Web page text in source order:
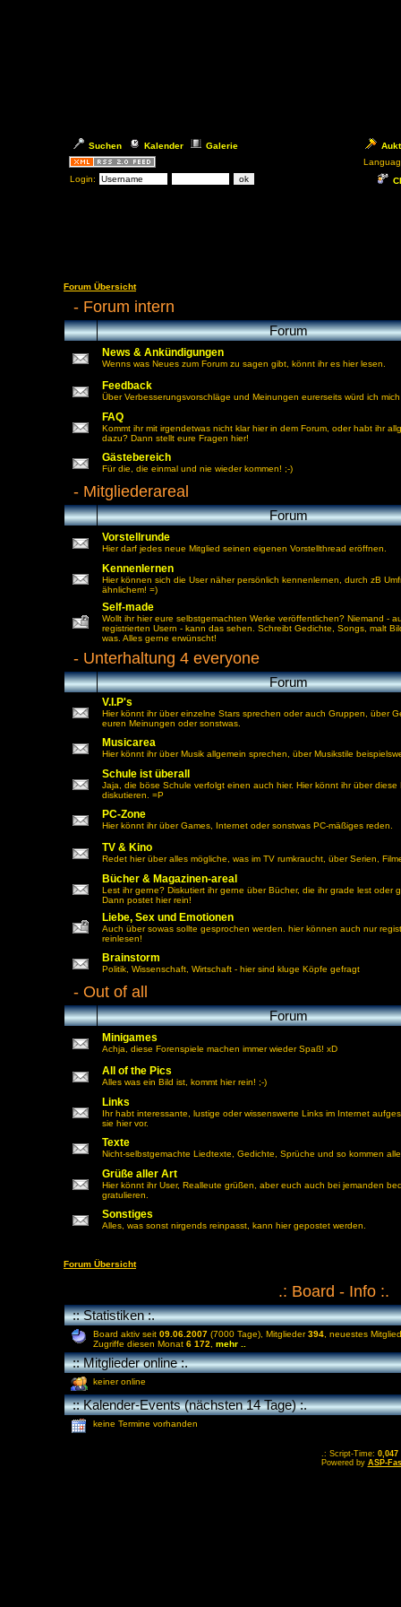
Suchen Kalender Galerie
Login:
Forum Übersicht
- Forum intern
Forum
News & Ankündigungen
Wenns was Neues zum Forum zu sagen gibt, könnt ihr es hier lesen.
Feedback
Über Verbesserungsvorschläge und Meinungen eurerseits würd ich
FAQ
Kommt ihr mit irgendetwas nicht klar hier in dem Forum, oder habt ihr
dazu? Dann stellt eure Fragen hier!
Gästebereich
Für die, die einmal und nie wieder kommen! ;-)
- Mitgliederareal
Forum
Vorstellrunde
Hier darf jedes neue Mitglied seinen eigenen Vorstellthread eröffnen.
Kennenlernen
Hier können sich die User näher persönlich kennenlernen, durch zB
ähnlichem! =)
Self-made
Wollt ihr hier eure selbstgemachten Werke veröffentlichen? Niemand -
registrierten Usern - kann das sehen. Schreibt Gedichte, Songs, malt
was. Alles gerne erwünscht!
- Unterhaltung 4 everyone
Forum
V.I.P's
Hier könnt ihr über einzelne Stars sprechen oder auch Gruppen, über
euren Meinungen oder sonstwas.
Musicarea
Hier könnt ihr über Musik allgemein sprechen, über Musikstile
Schule ist überall
Jaja, die böse Schule verfolgt einen auch hier. Hier könnt ihr über diese
diskutieren. =P
PC-Zone
Hier könnt ihr über Games, Internet oder sonstwas PC-mäßiges reden.
TV & Kino
Redet hier über alles mögliche, was im TV rumkraucht, über Serien,
Bücher & Magazinen-areal
Lest ihr gerne? Diskutiert ihr gerne über Bücher, die ihr grade lest oder
Dann postet hier rein!
Liebe, Sex und Emotionen
Auch über sowas sollte gesprochen werden. hier können auch nur
reinlesen!
Brainstorm
Politik, Wissenschaft, Wirtschaft - hier sind kluge Köpfe gefragt
- Out of all
Forum
Minigames
Achja, diese Forenspiele machen immer wieder Spaß! xD
All of the Pics
Alles was ein Bild ist, kommt hier rein! ;-)
Links
Ihr habt interessante, lustige oder wissenswerte Links im Internet
sie hier vor.
Texte
Nicht-selbstgemachte Liedtexte, Gedichte, Sprüche und so kommen
Grüße aller Art
Hier könnt ihr User, Realleute grüßen, aber euch auch bei jemanden
gratulieren.
Sonstiges
Alles, was sonst nirgends reinpasst, kann hier gepostet werden.
Forum Übersicht
.: Board - Info :.
:: Statistiken :.
Board aktiv seit 09.06.2007 (7000 Tage), Mitglieder394 , neuestes
Zugriffe diesen Monat 6 172 mehr ..
:: Mitglieder online :.
keiner online
:: Kalender-Events (nächsten 14 Tage) :.
keine Termine vorhanden
.: Script-Time: 0,047
Powered by ASP-